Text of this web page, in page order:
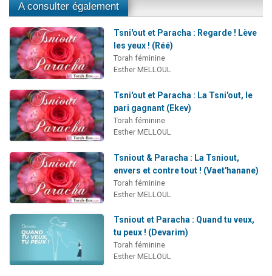
A consulter également
Tsni'out et Paracha : Regarde ! Lève
les yeux ! (Réé)
Torah féminine
Esther MELLOUL
Tsni'out et Paracha : La Tsni'out, le
pari gagnant (Ekev)
Torah féminine
Esther MELLOUL
Tsniout & Paracha : La Tsniout,
envers et contre tout ! (Vaet'hanane)
Torah féminine
Esther MELLOUL
Tsniout et Paracha : Quand tu veux,
tu peux ! (Devarim)
Torah féminine
Esther MELLOUL